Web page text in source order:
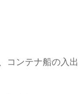
コンテナ船の入出